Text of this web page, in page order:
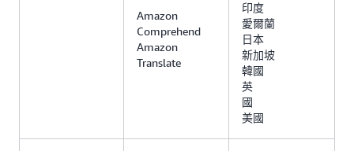
Amazon
Comprehend
Amazon
Translate
印度
愛爾蘭
日本
新加坡
韓國
英
國
美國